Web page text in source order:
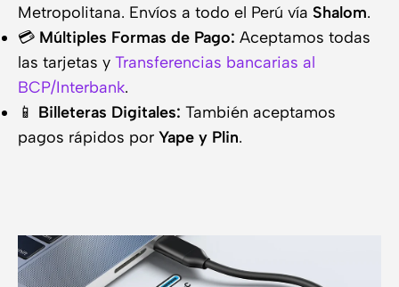
Metropolitana. Envíos a todo el Perú vía Shalom.
💳 Múltiples Formas de Pago: Aceptamos todas
las tarjetas y Transferencias bancarias al
BCP/Interbank.
📱 Billeteras Digitales: También aceptamos
pagos rápidos por Yape y Plin.